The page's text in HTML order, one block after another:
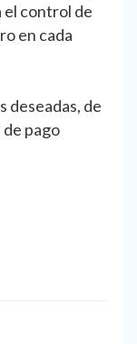
el control de
en cada
deseadas, de
de pago